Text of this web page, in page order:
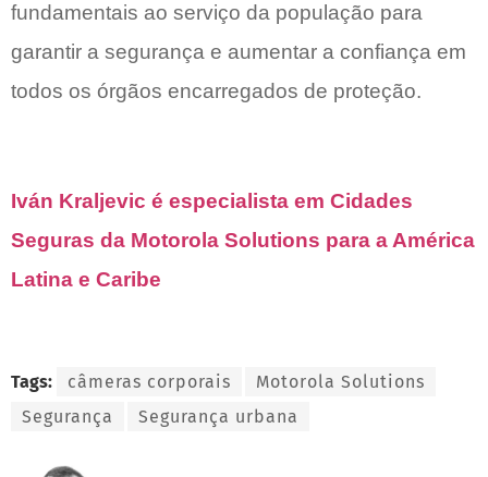
fundamentais ao serviço da população para
garantir a segurança e aumentar a confiança em
todos os órgãos encarregados de proteção.
Iván Kraljevic é especialista em Cidades
Seguras da Motorola Solutions para a América
Latina e Caribe
Tags: câmeras corporais
Motorola Solutions
Segurança
Segurança urbana